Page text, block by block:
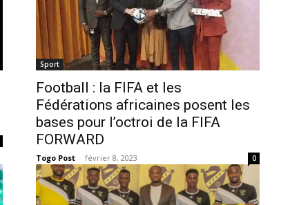
Sport
Football : la FIFA et les
Fédérations africaines posent les
bases pour l’octroi de la FIFA
FORWARD
Togo Post - février 8, 2023 0